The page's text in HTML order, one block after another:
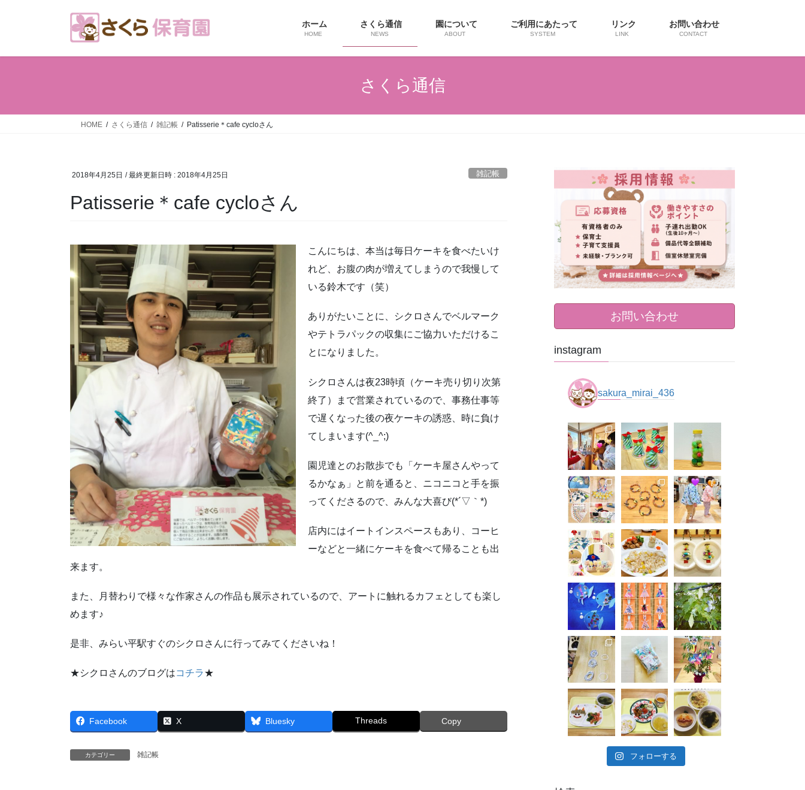
ホーム
HOME
さくら通信
NEWS
園について
ABOUT
ご利用にあたって
SYSTEM
リンク
LINK
お問い合わせ
CONTACT
さくら通信
HOME さくら通信 雑記帳 Patisserie＊cafe cycloさん
2018年4月25日 / 最終更新日時 : 2018年4月25日 雑記帳
Patisserie＊cafe cycloさん
こんにちは、本当は毎日ケーキを食べたいけ
れど、お腹の肉が増えてしまうので我慢して
いる鈴木です（笑）
ありがたいことに、シクロさんでベルマーク
やテトラパックの収集にご協力いただけるこ
とになりました。
シクロさんは夜23時頃（ケーキ売り切り次第
終了）まで営業されているので、事務仕事等
で遅くなった後の夜ケーキの誘惑、時に負け
てしまいます(^_^;)
園児達とのお散歩でも「ケーキ屋さんやって
るかなぁ」と前を通ると、ニコニコと手を振
ってくださるので、みんな大喜び(*´▽｀*)
店内にはイートインスペースもあり、コーヒ
ーなどと一緒にケーキを食べて帰ることも出
来ます。
また、月替わりで様々な作家さんの作品も展示されているので、アートに触れるカフェとしても楽し
めます♪
是非、みらい平駅すぐのシクロさんに行ってみてくださいね！
★シクロさんのブログはコチラ★
Facebook X Bluesky Threads Copy
カテゴリー 雑記帳
お問い合わせ
instagram
sakura_mirai_436
フォローする